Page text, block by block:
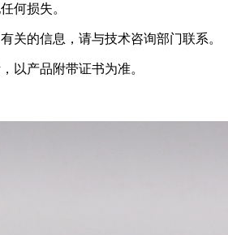
何损失。
关的信息，请与技术咨询部门联系。
以产品附带证书为准。